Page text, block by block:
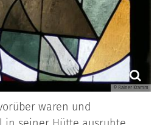
© Rainer Kramm
waren und